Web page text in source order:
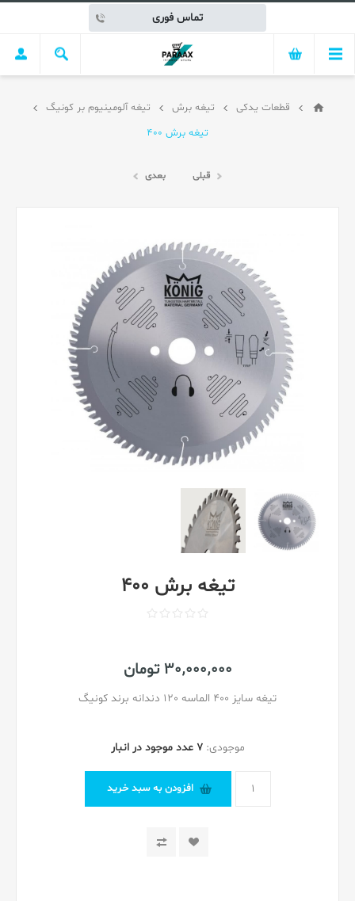
تماس فوری
قطعات یدکی تیغه برش
تیغه آلومینیوم بر کونیگ
تیغه برش 400
قبلی بعدی
تیغه برش 400
30٬000٬000 تومان
تیغه سایز 400 الماسه 120 دندانه برند کونیگ
موجودی: 7 عدد موجود در انبار
افزودن به سبد خرید